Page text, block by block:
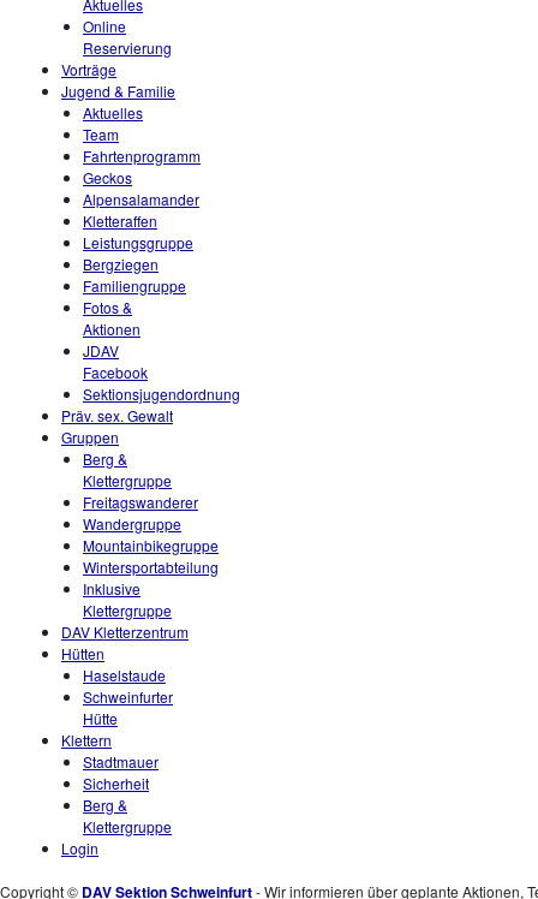
Aktuelles
Online
Reservierung
Vorträge
Jugend & Familie
Aktuelles
Team
Fahrtenprogramm
Geckos
Alpensalamander
Kletteraffen
Leistungsgruppe
Bergziegen
Familiengruppe
Fotos &
Aktionen
JDAV
Facebook
Sektionsjugendordnung
Präv. sex. Gewalt
Gruppen
Berg &
Klettergruppe
Freitagswanderer
Wandergruppe
Mountainbikegruppe
Wintersportabteilung
Inklusive
Klettergruppe
DAV Kletterzentrum
Hütten
Haselstaude
Schweinfurter
Hütte
Klettern
Stadtmauer
Sicherheit
Berg &
Klettergruppe
Login
Copyright © DAV Sektion Schweinfurt- Wir informieren über geplante Aktionen,